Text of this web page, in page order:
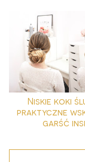
Niskie koki
praktyczne
garść